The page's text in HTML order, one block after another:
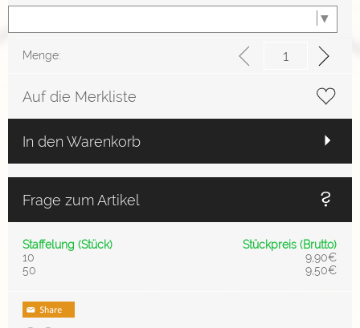
Menge:
Auf die Merkliste
In den Warenkorb
Frage zum Artikel
Staffelung (Stück)
Stückpreis (Brutto)
10
9,90€
50
9,50€